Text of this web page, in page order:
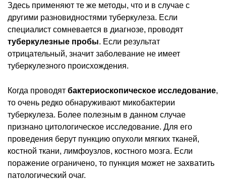
Здесь применяют те же методы, что и в случае с
другими разновидностями туберкулеза. Если
специалист сомневается в диагнозе, проводят
туберкулезные пробы. Если результат
отрицательный, значит заболевание не имеет
туберкулезного происхождения.
Когда проводят бактериоскопическое исследование,
то очень редко обнаруживают микобактерии
туберкулеза. Более полезным в данном случае
признано цитологическое исследование. Для его
проведения берут пункцию опухоли мягких тканей,
костной ткани, лимфоузлов, костного мозга. Если
поражение ограничено, то пункция может не захватить
патологический очаг.